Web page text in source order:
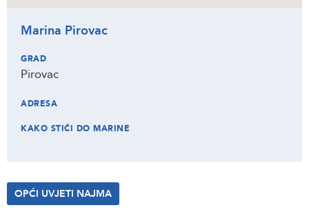
Marina Pirovac
GRAD
Pirovac
ADRESA
KAKO STIĆI DO MARINE
OPĆI UVJETI NAJMA